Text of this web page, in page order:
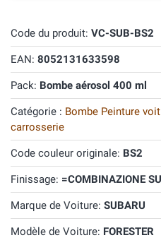
Code du produit: VC-SUB-BS2
EAN: 8052131633598
Pack: Bombe aérosol 400 ml
Catégorie : Bombe Peinture
carrosserie
Code couleur originale: BS2
Finissage: =COMBINAZIONE
Marque de Voiture: SUBARU
Modèle de Voiture: FORESTER